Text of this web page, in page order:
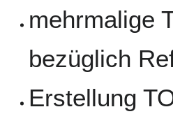
mehrmalige
bezüglich
Erstellung